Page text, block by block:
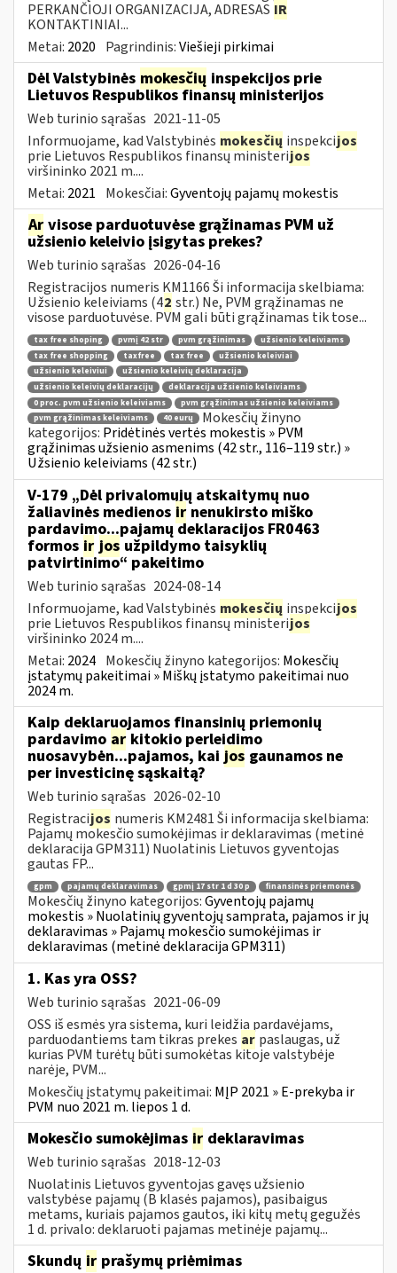
PERKANČIOJI ORGANIZACIJA, ADRESAS IR
KONTAKTINIAI...
Metai: 2020 Pagrindinis:Viešieji pirkimai
Dėl Valstybinės mokesčių inspekcijos prie
Lietuvos Respublikos finansų ministerijos
Web turinio sąrašas 2021-11-05
Informuojame, kad Valstybinės mokesčių inspekcijos
prie Lietuvos Respublikos finansų ministerijos
viršininko 2021 m....
Metai: 2021 Mokesčiai:Gyventojų pajamų mokestis
Ar visose parduotuvėse grąžinamas PVM už
užsienio keleivio įsigytas prekes?
Web turinio sąrašas 2026-04-16
Registracijos numeris KM1166 Ši informacija skelbiama:
Užsienio keleiviams (42 str.) Ne, PVM grąžinamas ne
visose parduotuvėse. PVM gali būti grąžinamas tik tose...
tax free shoping pvmį 42 str pvm grąžinimas
užsienio keleiviams
tax free shopping
taxfree tax free
užsienio keleiviai
užsienio keleiviui
užsienio keleivių deklaracija
užsienio keleivių deklaracijų
deklaracija užsienio keleiviams
0 proc. pvm užsienio keleiviams
pvm grąžinimas užsienio keleiviams
pvm grąžinimas keleiviams
40 eurų
Mokesčių žinyno
kategorijos: Pridėtinės vertės mokestis » PVM
grąžinimas užsienio asmenims (42 str., 116–119 str.) »
Užsienio keleiviams (42 str.)
V-179 „Dėl privalomųjų atskaitymų nuo
žaliavinės medienos ir nenukirsto miško
pardavimo...pajamų deklaracijos FR0463
formos ir jos užpildymo taisyklių
patvirtinimo“ pakeitimo
Web turinio sąrašas 2024-08-14
Informuojame, kad Valstybinės mokesčių inspekcijos
prie Lietuvos Respublikos finansų ministerijos
viršininko 2024 m....
Metai: 2024 Mokesčių žinyno kategorijos: Mokesčių
įstatymų pakeitimai » Miškų įstatymo pakeitimai nuo
2024 m.
Kaip deklaruojamos finansinių priemonių
pardavimo ar kitokio perleidimo
nuosavybėn...pajamos, kai jos gaunamos ne
per investicinę sąskaitą?
Web turinio sąrašas 2026-02-10
Registracijos numeris KM2481 Ši informacija skelbiama:
Pajamų mokesčio sumokėjimas ir deklaravimas (metinė
deklaracija GPM311) Nuolatinis Lietuvos gyventojas
gautas FP...
gpm pajamų deklaravimas gpmį 17 str 1 d 30 p finansinės priemonės
Mokesčių žinyno kategorijos:Gyventojų pajamų
mokestis » Nuolatinių gyventojų samprata, pajamos ir jų
deklaravimas » Pajamų mokesčio sumokėjimas ir
deklaravimas (metinė deklaracija GPM311)
1. Kas yra OSS?
Web turinio sąrašas 2021-06-09
OSS iš esmės yra sistema, kuri leidžia pardavėjams,
parduodantiems tam tikras prekes ar paslaugas, už
kurias PVM turėtų būti sumokėtas kitoje valstybėje
narėje, PVM...
Mokesčių įstatymų pakeitimai: MĮP 2021 » E-prekyba ir
PVM nuo 2021 m. liepos 1 d.
Mokesčio sumokėjimas ir deklaravimas
Web turinio sąrašas 2018-12-03
Nuolatinis Lietuvos gyventojas gavęs užsienio
valstybėse pajamų (B klasės pajamos), pasibaigus
metams, kuriais pajamos gautos, iki kitų metų gegužės
1 d. privalo: deklaruoti pajamas metinėje pajamų...
Skundų ir prašymų priėmimas